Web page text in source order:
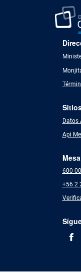
Datos
Api
600
+56 2